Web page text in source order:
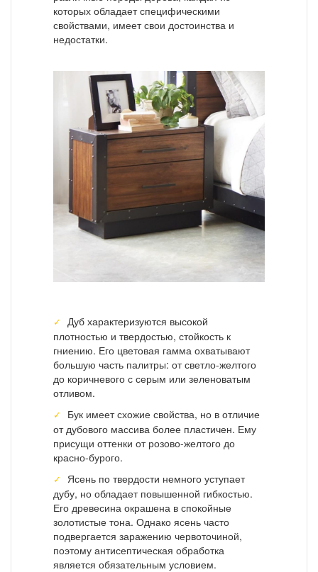
которых обладает специфическими
свойствами, имеет свои достоинства и
недостатки.
Дуб характеризуются высокой
плотностью и твердостью, стойкость к
гниению. Его цветовая гамма охватывают
большую часть палитры: от светло-желтого
до коричневого с серым или зеленоватым
отливом.
Бук имеет схожие свойства, но в отличие
от дубового массива более пластичен. Ему
присущи оттенки от розово-желтого до
красно-бурого.
Ясень по твердости немного уступает
дубу, но обладает повышенной гибкостью.
Его древесина окрашена в спокойные
золотистые тона. Однако ясень часто
подвергается заражению червоточиной,
поэтому антисептическая обработка
является обязательным условием.